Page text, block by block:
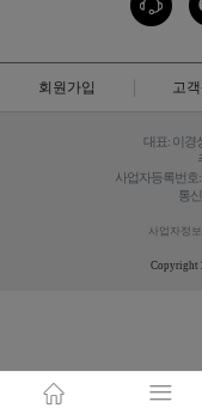
회원가입 고
대표: 이경
사업자등록번호:
통
사업자정보
Copyright